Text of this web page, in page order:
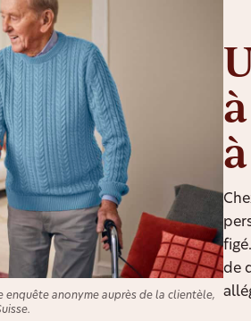
enquête anonyme auprès de la clientèle,
de